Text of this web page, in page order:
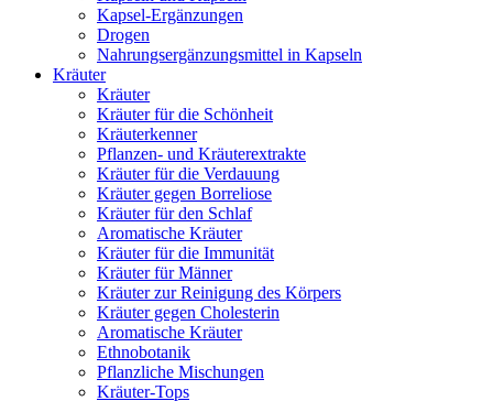
Kapsel-Ergänzungen
Drogen
Nahrungsergänzungsmittel in Kapseln
Kräuter
Kräuter
Kräuter für die Schönheit
Kräuterkenner
Pflanzen- und Kräuterextrakte
Kräuter für die Verdauung
Kräuter gegen Borreliose
Kräuter für den Schlaf
Aromatische Kräuter
Kräuter für die Immunität
Kräuter für Männer
Kräuter zur Reinigung des Körpers
Kräuter gegen Cholesterin
Aromatische Kräuter
Ethnobotanik
Pflanzliche Mischungen
Kräuter-Tops